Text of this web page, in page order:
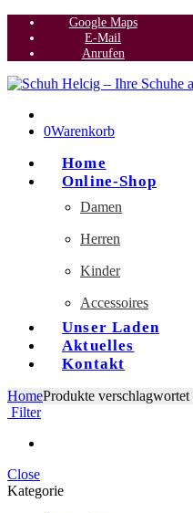
Google Maps
E-Mail
Anrufen
0Warenkorb
Home
Online-Shop
Damen
Herren
Kinder
Accessoires
Unser Laden
Aktuelles
Kontakt
HomeProdukte
Filter
Close
Kategorie